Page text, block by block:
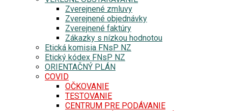
Zverejnené zmluvy
Zverejnené objednávky
Zverejnené faktúry
Zákazky s nízkou hodnotou
Etická komisia FNsP NZ
Etický kódex FNsP NZ
ORIENTAČNÝ PLÁN
COVID
OČKOVANIE
TESTOVANIE
CENTRUM PRE PODÁVANIE